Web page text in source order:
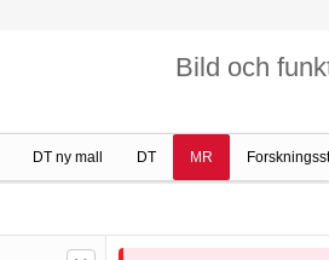
Bild och
DT ny mall DT MR